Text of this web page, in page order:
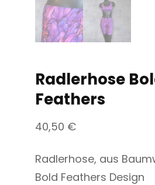
Radlerhose
Feathers
40,50 €
Radlerhose, aus
Bold Feathers Design